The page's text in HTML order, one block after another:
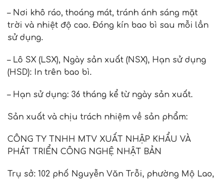
– Nơi khô ráo, thoáng mát, tránh ánh sáng mặt
trời và nhiệt độ cao. Đóng kín bao bì sau mỗi lần
sử dụng.
– Lô SX (LSX), Ngày sản xuất (NSX), Hạn sử dụng
(HSD): In trên bao bì.
– Hạn sử dụng: 36 tháng kể từ ngày sản xuất.
Sản xuất và chịu trách nhiệm về sản phẩm:
CÔNG TY TNHH MTV XUẤT NHẬP KHẨU VÀ
PHÁT TRIỂN CÔNG NGHỆ NHẬT BẢN
Trụ sở: 102 phố Nguyễn Văn Trỗi, phường Mộ Lao,